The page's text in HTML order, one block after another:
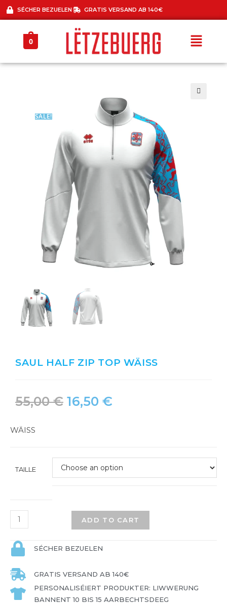
SÉCHER BEZUELEN GRATIS VERSAND AB 140€
0
SALE!
SAUL HALF ZIP TOP WÄISS
55,00€ 16,50 €
WÄISS
TAILLE
ADD TO CART
SÉCHER BEZUELEN
GRATIS VERSAND AB 140€
PERSONALISÉIERT PRODUKTER: LIWWERUNG
BANNENT 10 BIS 15 AARBECHTSDEEG